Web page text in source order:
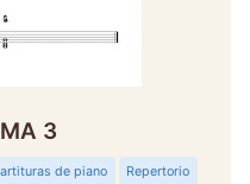
3
de piano Repertorio